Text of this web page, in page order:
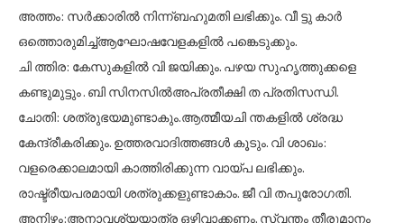
അത്തം: സർക്കാരിൽ നിന്ന്ബഹുമതി ലഭിക്കും. വീ ട്ടു കാർ
ഒത്തൊരുമിച്ച്ആഘോഷവേളകളിൽ പങ്കെടുക്കും.
ചി ത്തിര: കേസുകളിൽ വി ജയിക്കും. പഴയ സുഹൃത്തുക്കളെ
കണ്ടുമുട്ടും . ബി സിനസിൽഅപ്രതീക്ഷി ത പ്രതിസന്ധി.
ചോതി: ശത്രുഭയമുണ്ടാകും.ആത്മീയചി ന്തകളിൽ ശ്രദ്ധ
കേന്ദ്രീകരിക്കും. ഉത്തരവാദിത്തങ്ങൾ കൂടും. വി ശാഖം:
വളരെക്കാലമായി കാത്തിരിക്കുന്ന വായ്പ ലഭിക്കും.
രാഷ്ട്രീയപരമായി ശത്രുക്കളുണ്ടാകാം. ജീ വി തപുരോഗതി.
അനിഴം:അനാവശ്യയാത്ര ഒഴിവാക്കണം. സ്വന്തം തീരുമാനം